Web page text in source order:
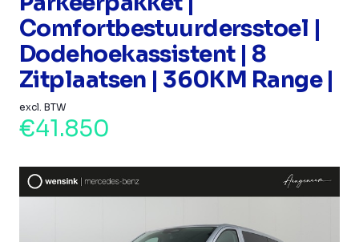
Comfortbestuurdersstoel |
Dodehoekassistent | 8
Zitplaatsen | 360KM Range |
excl. BTW
€41.850